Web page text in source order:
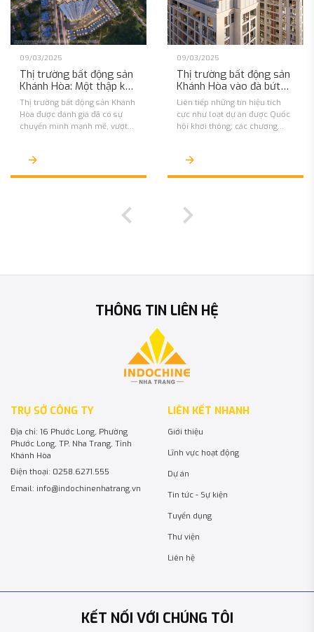
09/03/2025
Thị trường bất động sản
Khánh Hòa: Một thập kỷ
chuyển mình mạnh mẽ
Thị trường bất động sản Khánh
Hòa được đánh giá đã có sự
chuyển mình mạnh mẽ, vượt
những tín hiệu phục hồi rõ rệt,
sẵn sàng bước vào chu kỳ mới.
09/03/2025
Thị trường bất động sản
Khánh Hòa vào đà bứt
phá
Liên tiếp những tín hiệu tích
cực như loạt dự án được Quốc
hội khơi thông; các chương
nghiệp lớn đến địa phương đề
xuất thực hiện dự án…, đang
THÔNG TIN LIÊN HỆ
TRỤ SỞ CÔNG TY
Địa chỉ: 16 Phước Long, Phường
Phước Long, TP. Nha Trang, Tỉnh
Khánh Hòa
Điện thoại: 0258.6271.555
Email: info@indochinenhatrang.vn
LIÊN KẾT NHANH
Giới thiệu
Lĩnh vực hoạt động
Dự án
Tin tức - Sự kiện
Tuyển dụng
Thư viện
Liên hệ
KẾT NỐI VỚI CHÚNG TÔI